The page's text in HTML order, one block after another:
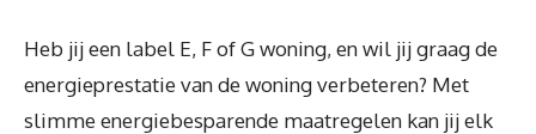
Heb jij een label E, F of G woning, en wil jij graag de
energieprestatie van de woning verbeteren? Met
slimme energiebesparende maatregelen kan jij elk